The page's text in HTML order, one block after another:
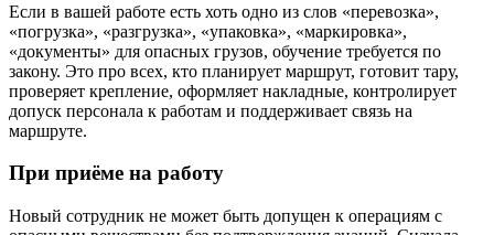
Если в вашей работе есть хоть одно из слов «перевозка»,
«погрузка», «разгрузка», «упаковка», «маркировка»,
«документы» для опасных грузов, обучение требуется по
закону. Это про всех, кто планирует маршрут, готовит тару,
проверяет крепление, оформляет накладные, контролирует
допуск персонала к работам и поддерживает связь на
маршруте.
При приёме на работу
Новый сотрудник не может быть допущен к операциям с